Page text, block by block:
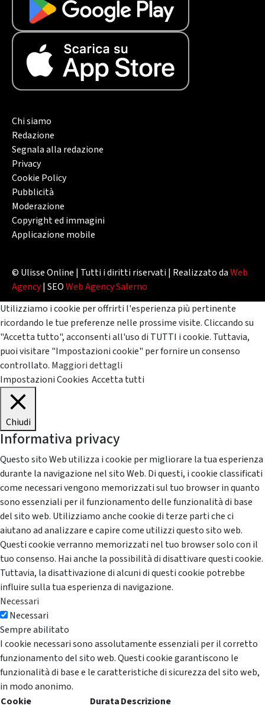
Chi siamo
Redazione
Segnala alla redazione
Privacy
Cookie Policy
Pubblicità
Moderazione
Copyright ed immagini
Applicazione mobile
© Ulisse Online | Tutti i diritti riservati | Realizzato daWeb
Agency| SEOWeb Agency Salerno
Utilizziamo i cookie per offrirti l'esperienza più pertinente
ricordando le tue preferenze nelle prossime visite. Cliccando su
"Accetta tutto", acconsenti all'uso di TUTTI i cookie. Tuttavia,
puoi visitare "Impostazioni cookie" per fornire un consenso
controllato. Maggiori dettagli
Impostazioni Cookies Accetta tutti
Chiudi
Informativa privacy
Questo sito Web utilizza i cookie per migliorare la tua esperienza
durante la navigazione nel sito Web. Di questi, i cookie classificati
come necessari vengono memorizzati sul tuo browser in quanto
sono essenziali per il funzionamento delle funzionalità di base
del sito web. Utilizziamo anche cookie di terze parti che ci
aiutano ad analizzare e capire come utilizzi questo sito web.
Questi cookie verranno memorizzati nel tuo browser solo con il
tuo consenso. Hai anche la possibilità di disattivare questi cookie.
Tuttavia, la disattivazione di alcuni di questi cookie potrebbe
influire sulla tua esperienza di navigazione.
Necessari
Necessari
Sempre abilitato
I cookie necessari sono assolutamente essenziali per il corretto
funzionamento del sito web. Questi cookie garantiscono le
funzionalità di base e le caratteristiche di sicurezza del sito web,
in modo anonimo.
Cookie
DurataDescrizione